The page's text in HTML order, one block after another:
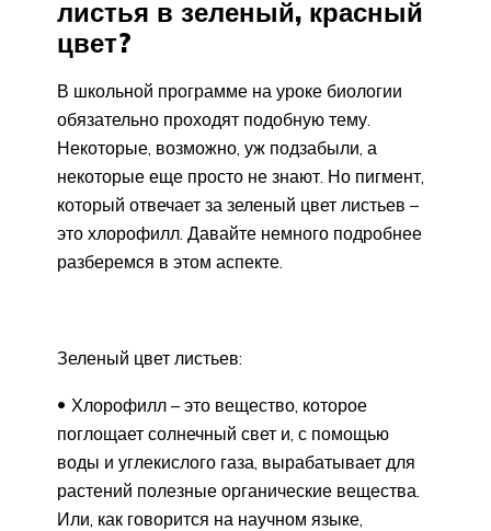
листья в зеленый, красный
цвет?
В школьной программе на уроке биологии
обязательно проходят подобную тему.
Некоторые, возможно, уж подзабыли, а
некоторые еще просто не знают. Но пигмент,
который отвечает за зеленый цвет листьев –
это хлорофилл. Давайте немного подробнее
разберемся в этом аспекте.
Зеленый цвет листьев:
Хлорофилл – это вещество, которое
поглощает солнечный свет и, с помощью
воды и углекислого газа, вырабатывает для
растений полезные органические вещества.
Или, как говорится на научном языке,